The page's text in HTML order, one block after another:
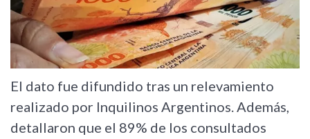
El dato fue difundido tras un relevamiento
realizado por Inquilinos Argentinos. Además,
detallaron que el 89% de los consultados